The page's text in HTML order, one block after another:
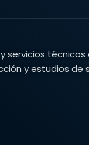
servicios
y estudios de